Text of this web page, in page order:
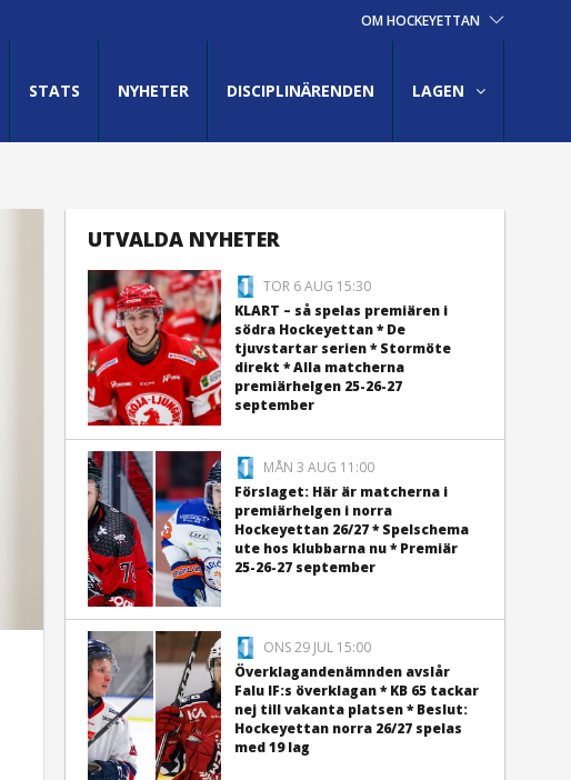
OM HOCKEYETTAN
STATS NYHETER DISCIPLINÄRENDEN LAGEN
UTVALDA NYHETER
TOR 6 AUG 15:30
KLART – så spelas premiären i
södra Hockeyettan * De
tjuvstartar serien * Stormöte
direkt * Alla matcherna
premiärhelgen 25-26-27
september
MÅN 3 AUG 11:00
Förslaget: Här är matcherna i
premiärhelgen i norra
Hockeyettan 26/27 * Spelschema
ute hos klubbarna nu * Premiär
25-26-27 september
ONS 29 JUL 15:00
Överklagandenämnden avslår
Falu IF:s överklagan * KB 65 tackar
nej till vakanta platsen * Beslut:
Hockeyettan norra 26/27 spelas
med 19 lag